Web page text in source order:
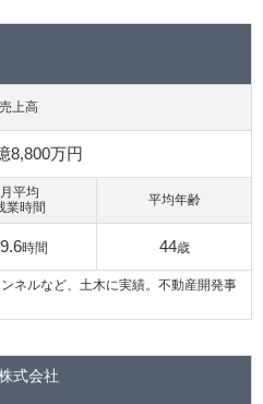
売上高
8,800万円
月平均
業時間
時間
平均年齢
44歳
ネルなど、土木に実績。不動産開発事
式会社